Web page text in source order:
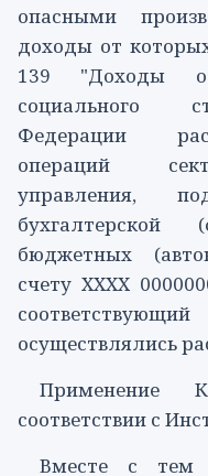
опасными
доходы от
139 "Доходы
социального
Федерации
операций
управления,
бухгалтерской
бюджетных
счету XXXX
осуществлялись
Применение
соответствии с
Вместе с тем